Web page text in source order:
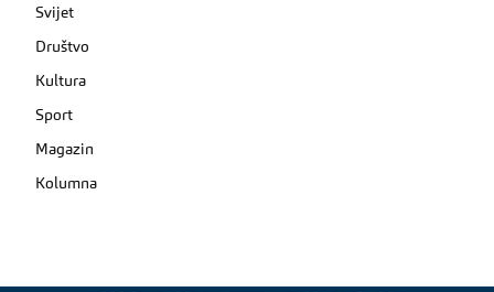
Svijet
Društvo
Kultura
Sport
Magazin
Kolumna